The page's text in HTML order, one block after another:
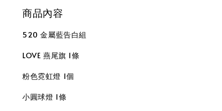
商品內容
520 金屬藍告白組
LOVE 燕尾旗 1條
粉色霓虹燈 1個
小圓球燈 1條